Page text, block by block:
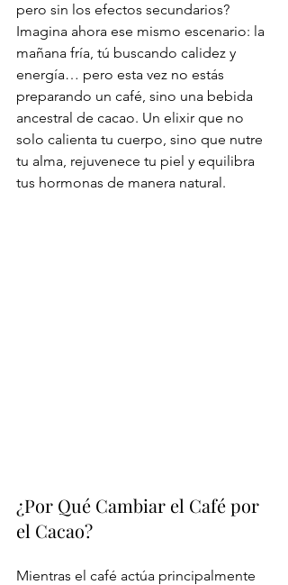
pero sin los efectos secundarios?
Imagina ahora ese mismo escenario: la
mañana fría, tú buscando calidez y
energía… pero esta vez no estás
preparando un café, sino una bebida
ancestral de cacao. Un elixir que no
solo calienta tu cuerpo, sino que nutre
tu alma, rejuvenece tu piel y equilibra
tus hormonas de manera natural.
¿Por Qué Cambiar el Café por
el Cacao?
Mientras el café actúa principalmente